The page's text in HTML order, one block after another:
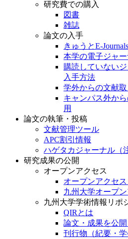
研究費での購入
図書
雑誌
論文の入手
きゅうとE-
本学の電子ジャ
購読していない
入手方法
学外からの文献
キャンパス外か
用
論文の執筆・投稿
文献管理ツール
APC割引情報
ハゲタカジャーナル（
研究成果の公開
オープンアクセス
オープンアクセ
九州大学オープ
九州大学学術情報リポ
QIRとは
論文・成果を公
刊行物（紀要・